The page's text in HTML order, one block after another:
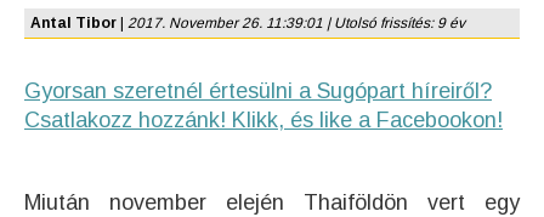
Antal Tibor 2017. November 26. 11:39:01 | Utolsó frissítés: 9 év
Gyorsan szeretnél értesülni a Sugópart híreiről?
Csatlakozz hozzánk! Klikk, és like a Facebookon!
Miután november elején Thaiföldön vert egy